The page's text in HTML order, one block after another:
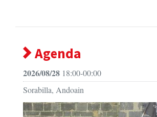
Agenda
2026/08/28 18:00-00:00
Sorabilla, Andoain